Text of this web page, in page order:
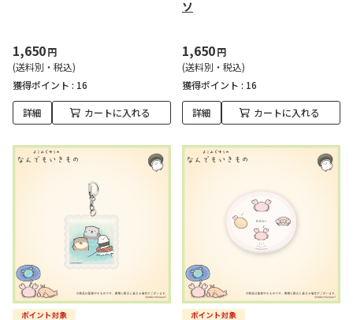
1,650円
(送料別・税込)
獲得ポイント : 16
詳細 カートに入れる
ソ
1,650円
(送料別・税込)
獲得ポイント : 16
詳細 カートに入れる